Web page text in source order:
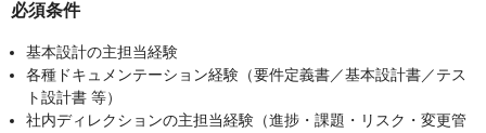
必須条件
基本設計の主担当経験
各種ドキュメンテーション経験（要件定義書／基本設計書／テス
ト設計書 等）
社内ディレクションの主担当経験（進捗・課題・リスク・変更管